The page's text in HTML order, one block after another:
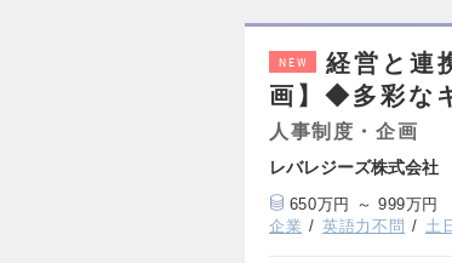
NEW
経営と連
画】◆多彩な
人事制度・企画
レバレジーズ株式会社
650万円 ～ 999万円
企業
英語力不問 土